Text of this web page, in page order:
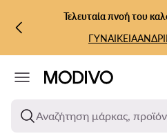
ΜΕΤΆΒΑΣΗ ΣΤΟ ΚΎΡΙΟ
ΜΕΤΆΒΑΣΗ ΣΤΗΝ ΑΝΑΖΉΤΗΣΗ
Τελευταία πνοή του
ΓΥΝΑΙΚΕΙΑ
Αναζήτηση μάρκας,